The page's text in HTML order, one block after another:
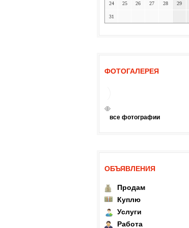
24 25 26 27 28 29
31
ФОТОГАЛЕРЕЯ
все фотографии
ОБЪЯВЛЕНИЯ
Продам
Куплю
Услуги
Работа